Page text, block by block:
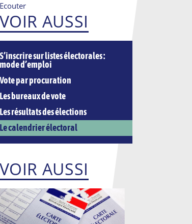
Ecouter
VOIR AUSSI
S’inscrire sur listes électorales :
mode d’emploi
Vote par procuration
Les bureaux de vote
Les résultats des élections
Le calendrier électoral
VOIR AUSSI